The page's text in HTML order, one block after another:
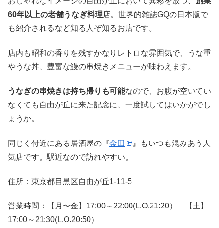
60年以上の老舗うなぎ料理店。世界的雑誌GQの日本版で
も紹介されるなど知る人ぞ知るお店です。
店内も昭和の香りを残すかなりレトロな雰囲気で、うな重
やうな丼、豊富な鰻の串焼きメニューが味わえます。
うなぎの串焼きは持ち帰りも可能なので、お腹が空いてい
なくても自由が丘に来た記念に、一度試してはいかがでし
ょうか。
同じく付近にある居酒屋の『金田
』もいつも混みあう人
気店です。駅近なので訪れやすい。
住所：東京都目黒区自由が丘1-11-5
営業時間：【月〜金】17:00～22:00(L.O.21:20） 【土】
17:00～21:30(L.O.20:50）